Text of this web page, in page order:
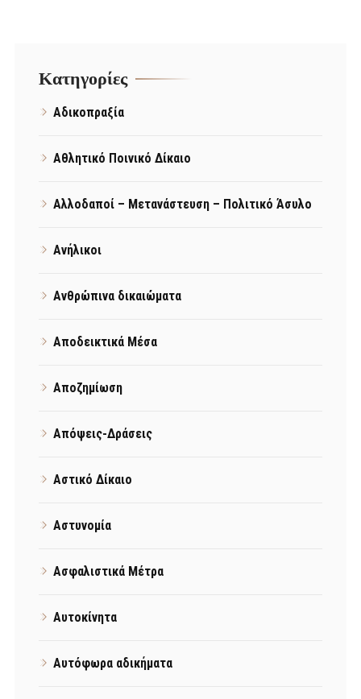
Kατηγορίες
Αδικοπραξία
Αθλητικό Ποινικό Δίκαιο
Αλλοδαποί – Μετανάστευση – Πολιτικό Άσυλο
Ανήλικοι
Ανθρώπινα δικαιώματα
Αποδεικτικά Μέσα
Αποζημίωση
Απόψεις-Δράσεις
Αστικό Δίκαιο
Αστυνομία
Ασφαλιστικά Μέτρα
Αυτοκίνητα
Αυτόφωρα αδικήματα